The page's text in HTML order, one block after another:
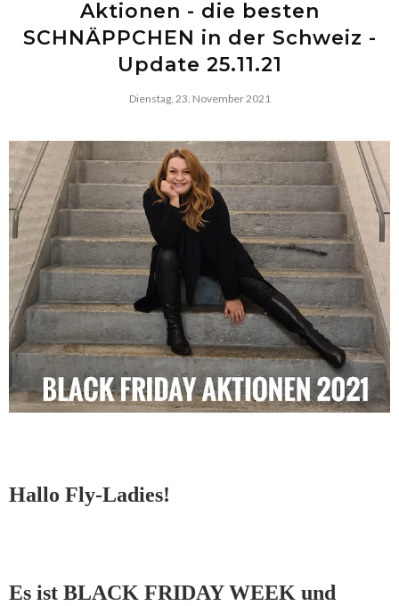
Aktionen - die besten
SCHNÄPPCHEN in der Schweiz -
Update 25.11.21
Dienstag, 23. November 2021
Hallo Fly-Ladies!
Es ist BLACK FRIDAY WEEK und